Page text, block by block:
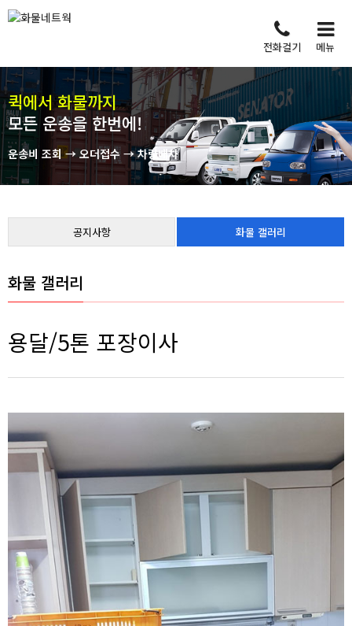
전화걸기 메뉴
퀵에서 화물까지
모든 운송을 한번에!
운송비 조회 → 오더접수 → 차량배차
공지사항 화물 갤러리
화물 갤러리
용달/5톤 포장이사